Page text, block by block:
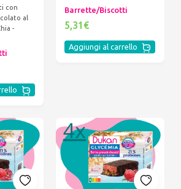
con
al
-
Barrette/Biscotti
5,31€
Aggiungi al carrello